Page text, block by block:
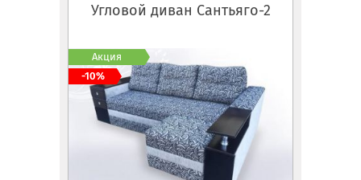
Угловой диван Сантьяго-2
Акция
-10%